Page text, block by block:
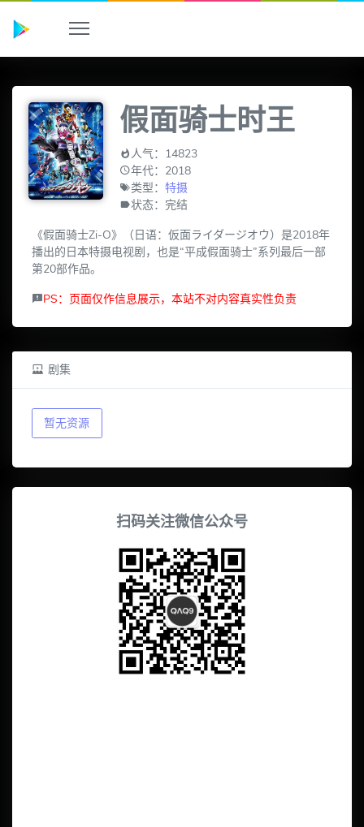
假面骑士时王
人气：14823
年代：2018
类型： 特摄
状态：完结
《假面骑士Zi-O》（日语：仮面ライダージオウ）是2018年
播出的日本特摄电视剧，也是“平成假面骑士”系列最后一部
第20部作品。
PS：页面仅作信息展示，本站不对内容真实性负责
剧集
暂无资源
扫码关注微信公众号